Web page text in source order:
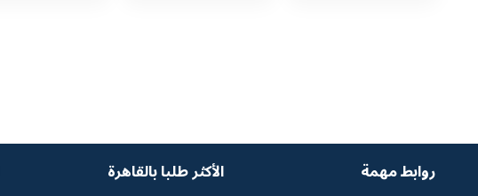
روابط مهمة الأكثر طلبا بالقاهرة